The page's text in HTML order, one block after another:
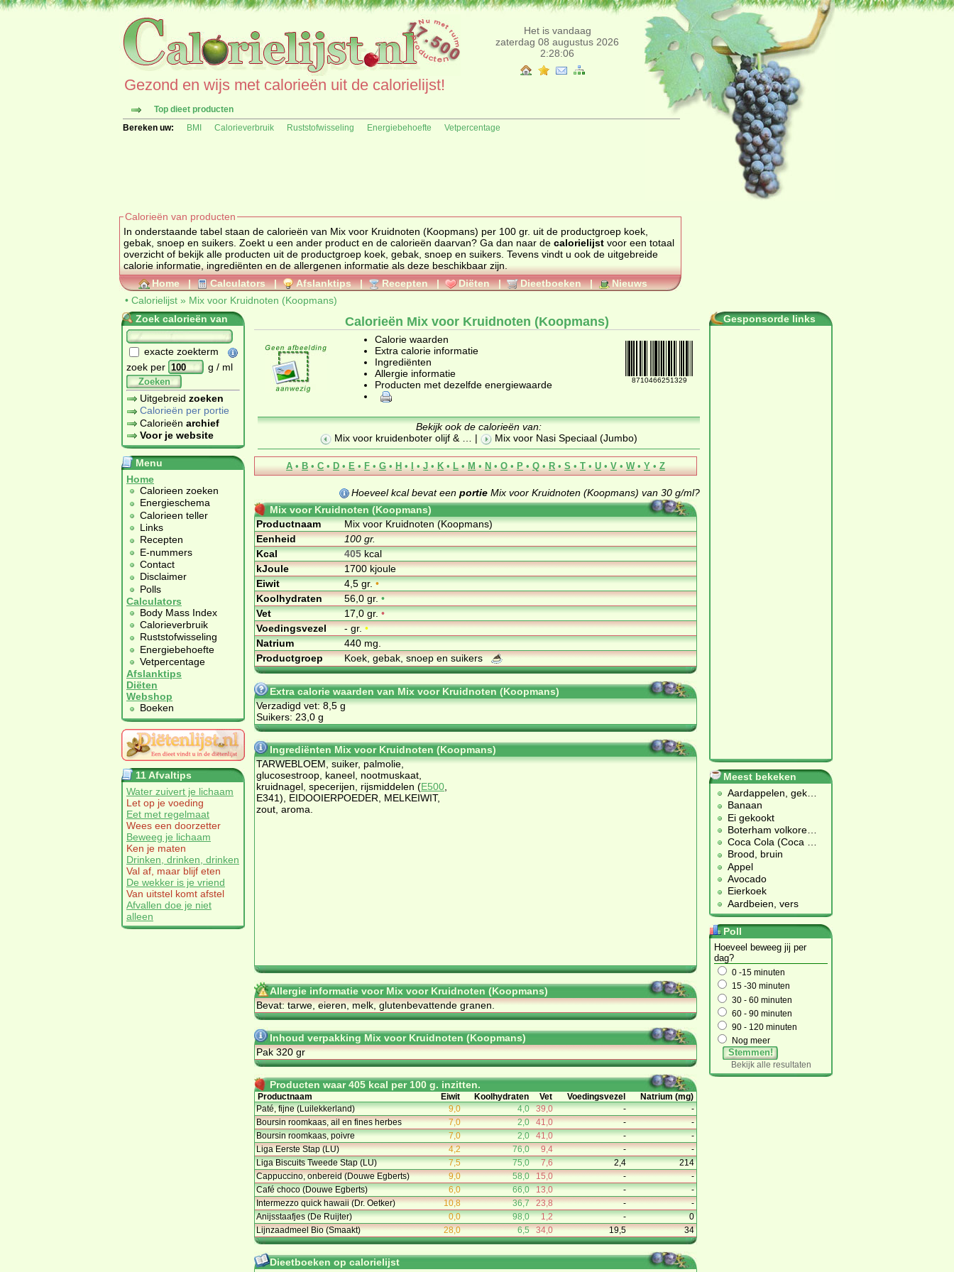
Het is vandaag
zaterdag 08 augustus 2026
2:28:06
Gezond en wijs met calorieën uit de calorielijst!
Top dieet producten
Bereken uw:
BMI Calorieverbruik Ruststofwisseling Energiebehoefte Vetpercentage
Calorieën van producten
In onderstaande tabel staan de calorieën van Mix voor Kruidnoten (Koopmans) per 100 gr. uit de productgroep koek,
gebak, snoep en suikers. Zoekt u een ander product en de calorieën daarvan? Ga dan naar de calorielijst voor een totaal
overzicht of bekijk alle producten uit de productgroep koek, gebak, snoep en suikers
calorie informatie, ingrediënten en de allergenen informatie als deze beschikbaar zijn.
Home | Calculators | Afslanktips | Recepten | Diëten | Dieetboeken |
Nieuws
• Calorielijst » Mix voor Kruidnoten (Koopmans)
Zoek calorieën van
exacte zoekterm
zoek per
g / ml
Zoeken
Uitgebreid zoeken
Calorieën per portie
Calorieën archief
Voor je website
Menu
Home
Calorieen zoeken
Energieschema
Calorieen teller
Links
Recepten
E-nummers
Contact
Disclaimer
Polls
Calculators
Body Mass Index
Calorieverbruik
Ruststofwisseling
Energiebehoefte
Vetpercentage
Afslanktips
Diëten
Webshop
Boeken
11 Afvaltips
Water zuivert je lichaam
Let op je voeding
Eet met regelmaat
Wees een doorzetter
Beweeg je lichaam
Ken je maten
Drinken, drinken, drinken
Val af, maar blijf eten
De wekker is je vriend
Van uitstel komt afstel
Afvallen doe je niet
alleen
Calorieën Mix voor Kruidnoten (Koopmans)
8710466251329
Calorie waarden
Extra calorie informatie
Ingrediënten
Allergie informatie
Producten met dezelfde energiewaarde
Bekijk ook de calorieën van:
Mix voor kruidenboter olijf & … | Mix voor Nasi Speciaal (Jumbo)
A • B • C • D • E • F • G • H • I • J • K • L • M • N • O • P • Q • R • S • T • U • V • W • Y • Z
Hoeveel kcal bevat een portie Mix voor Kruidnoten (Koopmans) van 30 g/ml?
Mix voor Kruidnoten (Koopmans)
Productnaam
Mix voor Kruidnoten (Koopmans)
Eenheid
100 gr.
Kcal
405kcal
kJoule
1700 kjoule
Eiwit
4,5 gr.•
Koolhydraten
56,0 gr.•
Vet
17,0 gr.•
Voedingsvezel
- gr.•
Natrium
440 mg.
Productgroep
Koek, gebak, snoep en suikers
Extra calorie waarden van Mix voor Kruidnoten (Koopmans)
Verzadigd vet: 8,5 g
Suikers: 23,0 g
Ingrediënten Mix voor Kruidnoten (Koopmans)
TARWEBLOEM, suiker, palmolie,
glucosestroop, kaneel, nootmuskaat,
kruidnagel, specerijen, rijsmiddelen (E500
E341), EIDOOIERPOEDER, MELKEIWIT,
zout, aroma.
Allergie informatie voor Mix voor Kruidnoten (Koopmans)
Bevat: tarwe, eieren, melk, glutenbevattende granen.
Inhoud verpakking Mix voor Kruidnoten (Koopmans)
Pak 320 gr
Producten waar 405 kcal per 100 g. inzitten.
Productnaam Eiwit Koolhydraten Vet Voedingsvezel
Natrium (mg)
Paté, fijne (Luilekkerland)
9,0 4,0 39,0 -
-
Boursin roomkaas, ail en fines herbes
7,0 2,0 41,0 -
-
Boursin roomkaas, poivre
7,0 2,0 41,0 -
-
Liga Eerste Stap (LU)
4,2 76,0 9,4 -
-
Liga Biscuits Tweede Stap (LU)
7,5 75,0 7,6 2,4
214
Cappuccino, onbereid (Douwe Egberts)
9,0 58,0 15,0 -
-
Café choco (Douwe Egberts)
6,0 66,0 13,0 -
-
Intermezzo quick hawaii (Dr. Oetker)
10,8 36,7 23,8 -
-
Anijsstaafjes (De Ruijter)
0,0 98,0 1,2 -
0
Lijnzaadmeel Bio (Smaakt)
28,0 6,5 34,0 19,5 34
Dieetboeken op calorielijst
Gesponsorde links
Meest bekeken
Aardappelen, gek
Banaan
Ei gekookt
Boterham volkore
Coca Cola (Coca
Brood, bruin
Appel
Avocado
Eierkoek
Aardbeien, vers
Poll
Hoeveel beweeg jij per
dag?
0 -15 minuten
15 -30 minuten
30 - 60 minuten
60 - 90 minuten
90 - 120 minuten
Nog meer
Stemmen!
Bekijk alle resultaten